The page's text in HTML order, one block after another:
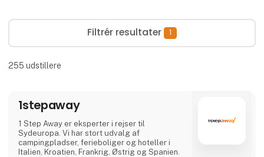
Filtrér resultater 1
255 udstillere
1stepaway
1 Step Away er eksperter i rejser til
Sydeuropa. Vi har stort udvalg af
campingpladser, ferieboliger og hoteller i
Italien, Kroatien, Frankrig, Østrig og Spanien.